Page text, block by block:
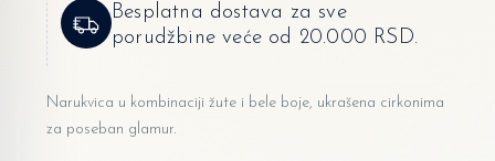
Besplatna dostava za sve
porudžbine veće od 20.000 RSD.
Narukvica u kombinaciji žute i bele boje, ukrašena cirkonima
za poseban glamur.